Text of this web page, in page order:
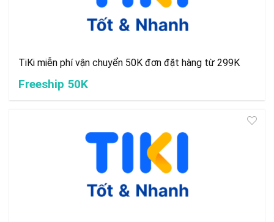
TiKi miễn phí vận chuyển 50K đơn đặt hàng từ 299K
Freeship 50K